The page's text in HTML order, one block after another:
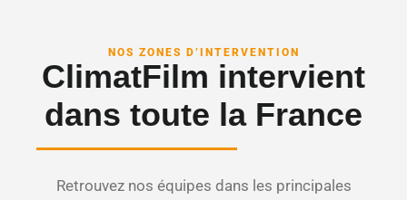
NOS ZONES D’INTERVENTION
ClimatFilm intervient
dans toute la France
Retrouvez nos équipes dans les principales